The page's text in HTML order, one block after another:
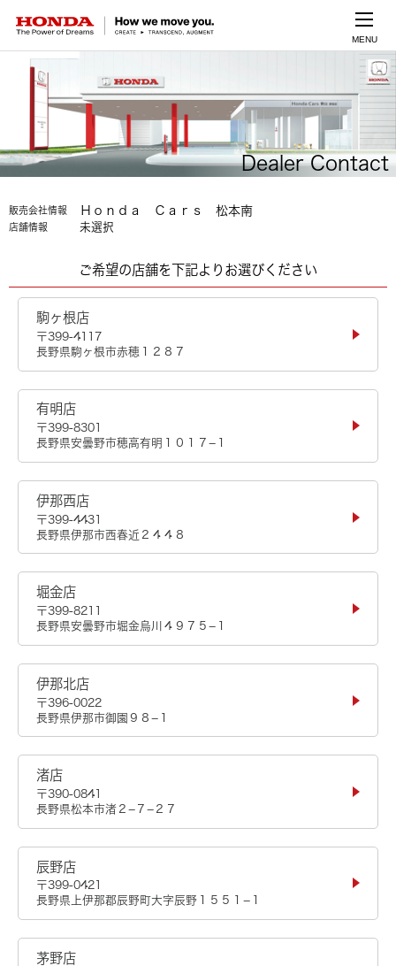
MENU
Dealer Contact
販売会社情報 Ｈｏｎｄａ Ｃａｒｓ 松本南
店舗情報 未選択
ご希望の店舗を下記よりお選びください
駒ヶ根店
〒399-4117
長野県駒ヶ根市赤穂１２８７
有明店
〒399-8301
長野県安曇野市穂高有明１０１７−１
伊那西店
〒399-4431
長野県伊那市西春近２４４８
堀金店
〒399-8211
長野県安曇野市堀金烏川４９７５−１
伊那北店
〒396-0022
長野県伊那市御園９８−１
渚店
〒390-0841
長野県松本市渚２−７−２７
辰野店
〒399-0421
長野県上伊那郡辰野町大字辰野１５５１−１
茅野店